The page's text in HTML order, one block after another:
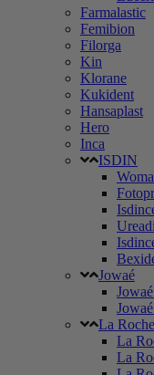
Farmalastic
Femibion
Filorga
Kin
Klorane
Kukident
Hansaplast
Hero
Inca
ISDIN
Jowaé
La
La
La